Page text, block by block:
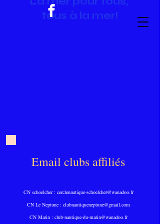
tous à la mer!
Email clubs affiliés
CN schoelcher : cerclenautique-schoelcher@wanadoo.fr
CN Le Neptune : clubnautiqueneptune@gmail.com
CN Marin : club-nautique-du-marin@wanadoo.fr